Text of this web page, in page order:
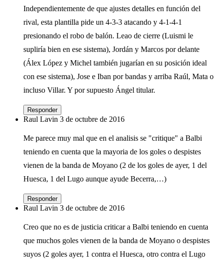
Independientemente de que ajustes detalles en función del
rival, esta plantilla pide un 4-3-3 atacando y 4-1-4-1
presionando el robo de balón. Leao de cierre (Luismi le
supliría bien en ese sistema), Jordán y Marcos por delante
(Álex López y Michel también jugarían en su posición ideal
con ese sistema), Jose e Iban por bandas y arriba Raúl, Mata o
incluso Villar. Y por supuesto Ángel titular.
Responder
Raul Lavin 3 de octubre de 2016
Me parece muy mal que en el analisis se "critique" a Balbi
teniendo en cuenta que la mayoria de los goles o despistes
vienen de la banda de Moyano (2 de los goles de ayer, 1 del
Huesca, 1 del Lugo aunque ayude Becerra,…)
Responder
Raul Lavin 3 de octubre de 2016
Creo que no es de justicia criticar a Balbi teniendo en cuenta
que muchos goles vienen de la banda de Moyano o despistes
suyos (2 goles ayer, 1 contra el Huesca, otro contra el Lugo